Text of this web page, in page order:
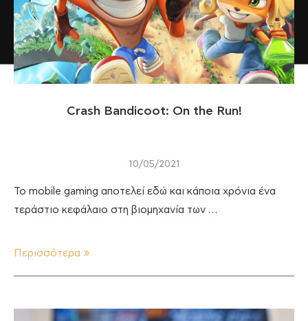
Crash Bandicoot: On the Run!
10/05/2021
Το mobile gaming αποτελεί εδώ και κάποια χρόνια ένα
τεράστιο κεφάλαιο στη βιομηχανία των …
Περισσότερα